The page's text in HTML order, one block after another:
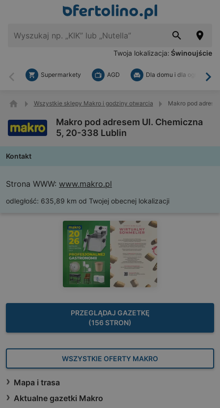
Twoja lokalizacja: Świnoujście
Wstecz
Supermarkety AGD Dla domu i dla ogrodu
Wszystkie sklepy Makro i godziny otwarcia Makro pod
Makro pod adresem Ul. Chemiczna
5, 20-338 Lublin
Kontakt
Strona WWW: www.makro.pl
odległość: 635,89 km od Twojej obecnej lokalizacji
PRZEGLĄDAJ GAZETKĘ
(156 STRON)
WSZYSTKIE OFERTY MAKRO
Mapa i trasa
Aktualne gazetki Makro